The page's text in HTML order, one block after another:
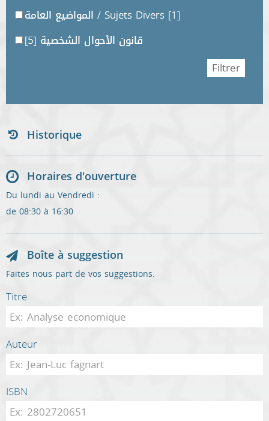
المواضيع العامة / Sujets Divers [1]
قانون الأحوال الشخصية [5]
Historique
Horaires d'ouverture
Du lundi au Vendredi :
de 08:30 à 16:30
Boîte à suggestion
Faites nous part de vos suggestions.
Titre
Auteur
ISBN